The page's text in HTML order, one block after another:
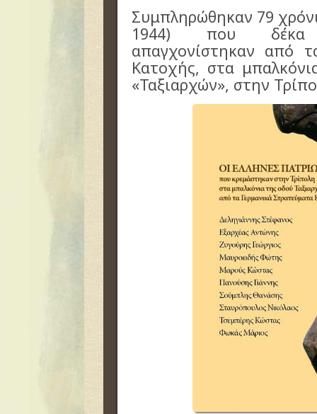
Συμπληρώθηκαν 79
1944) που δέκα
απαγχονίστηκαν από
Κατοχής, στα
«Ταξιαρχών», στην